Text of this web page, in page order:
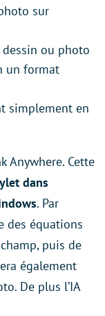
sur
ou photo
un format
simplement en
Anywhere. Cette
dans
. Par
des équations
puis de
également
De plus l’IA